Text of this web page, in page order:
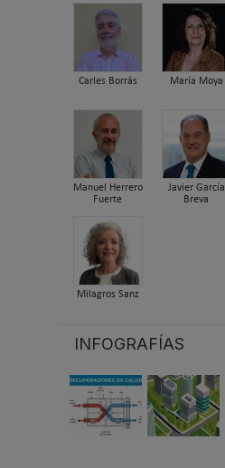
Carles Borrás María Moya
Manuel Herrero
Fuerte
Javier García
Breva
Milagros Sanz
INFOGRAFÍAS